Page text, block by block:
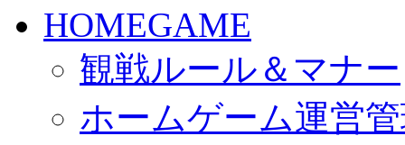
HOMEGAME
観戦ルール＆マナー
ホームゲーム運営